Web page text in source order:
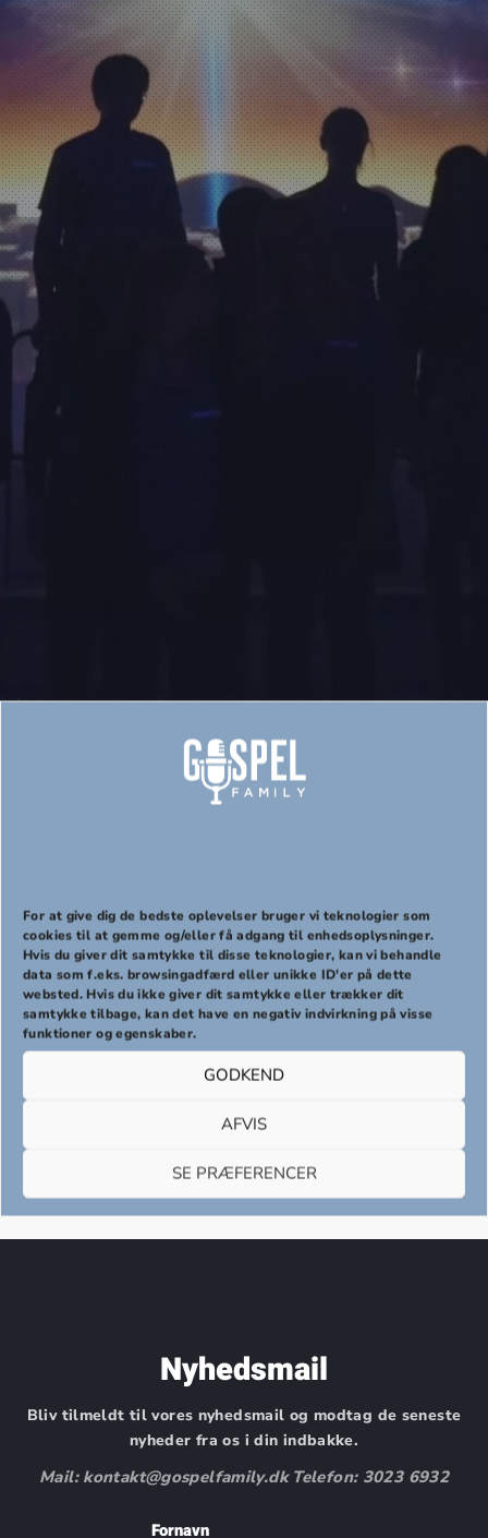
For at give dig de bedste oplevelser bruger vi teknologier som
cookies til at gemme og/eller få adgang til enhedsoplysninger.
Hvis du giver dit samtykke til disse teknologier, kan vi behandle
data som f.eks. browsingadfærd eller unikke ID'er på dette
websted. Hvis du ikke giver dit samtykke eller trækker dit
samtykke tilbage, kan det have en negativ indvirkning på visse
funktioner og egenskaber.
GODKEND
AFVIS
SE PRÆFERENCER
Din kurv er tom.
Nyhedsmail
Bliv tilmeldt til vores nyhedsmail og modtag de seneste
nyheder fra os i din indbakke.
Mail: kontakt@gospelfamily.dk Telefon: 3023 6932
Fornavn
PREVIOUS